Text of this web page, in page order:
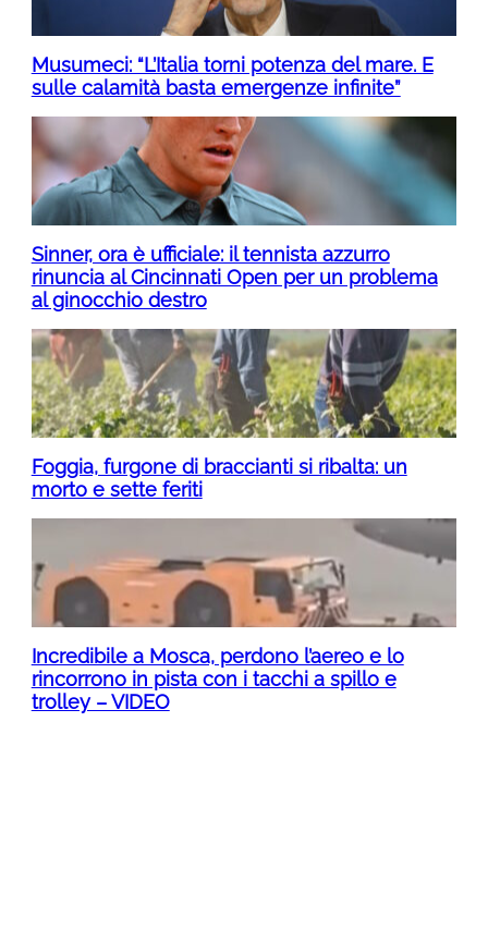
Musumeci: “L’Italia torni potenza del mare. E
sulle calamità basta emergenze infinite”
Sinner, ora è ufficiale: il tennista azzurro
rinuncia al Cincinnati Open per un problema
al ginocchio destro
Foggia, furgone di braccianti si ribalta: un
morto e sette feriti
Incredibile a Mosca, perdono l’aereo e lo
rincorrono in pista con i tacchi a spillo e
trolley – VIDEO